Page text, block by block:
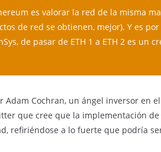
es valorar la red de la misma
de red se obtienen, mejor). Y es
de pasar de ETH 1 a ETH 2 es un
Cochran, un ángel inversor en
que cree que la implementación de
refiriéndose a lo fuerte que podría